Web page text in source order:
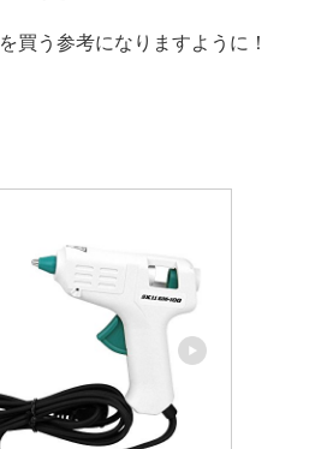
買う参考になりますように！